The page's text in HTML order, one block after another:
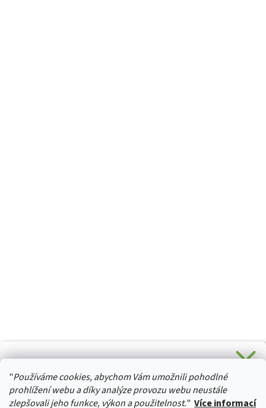
"Používáme cookies, abychom Vám umožnili pohodlné
prohlížení webu a díky analýze provozu webu neustále
zlepšovali jeho funkce, výkon a použitelnost." Více informací
HURTTA-COLLECTION.CZ
Stačí se přihlásit k odběru novinek z našeho obchodu a je
Vaše :)